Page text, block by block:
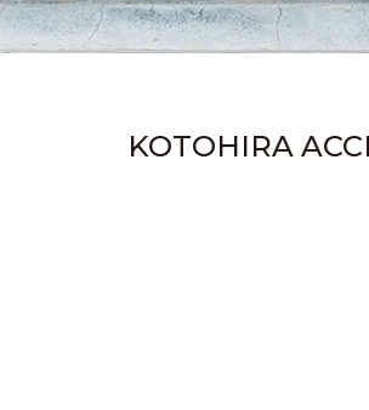
KOTOHIRA